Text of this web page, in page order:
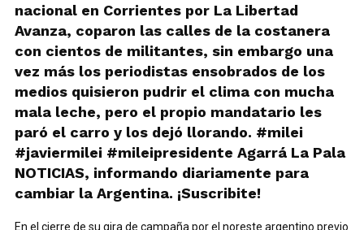
nacional en Corrientes por La Libertad
Avanza, coparon las calles de la costanera
con cientos de militantes, sin embargo una
vez más los periodistas ensobrados de los
medios quisieron pudrir el clima con mucha
mala leche, pero el propio mandatario les
paró el carro y los dejó llorando. #milei
#javiermilei #mileipresidente Agarrá La Pala
NOTICIAS, informando diariamente para
cambiar la Argentina. ¡Suscribite!
En el cierre de su gira de campaña por el noreste argentino previo